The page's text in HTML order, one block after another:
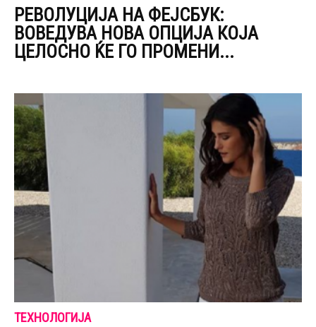
РЕВОЛУЦИЈА НА ФЕЈСБУК:
ВОВЕДУВА НОВА ОПЦИЈА КОЈА
ЦЕЛОСНО ЌЕ ГО ПРОМЕНИ...
ТЕХНОЛОГИЈА